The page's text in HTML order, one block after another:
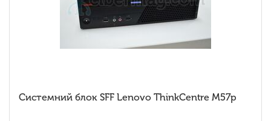
Системний блок SFF Lenovo ThinkCentre M57p